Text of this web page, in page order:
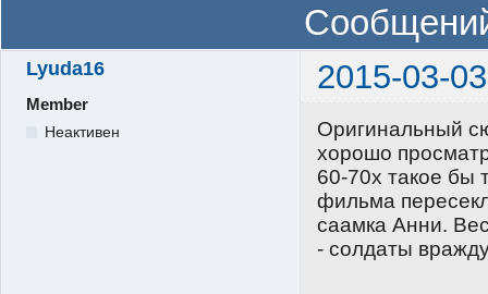
Lyuda16 2015-03-
Member
Неактивен
Оригинальный
хорошо
60-70х такое бы
фильма
саамка Анни.
- солдаты